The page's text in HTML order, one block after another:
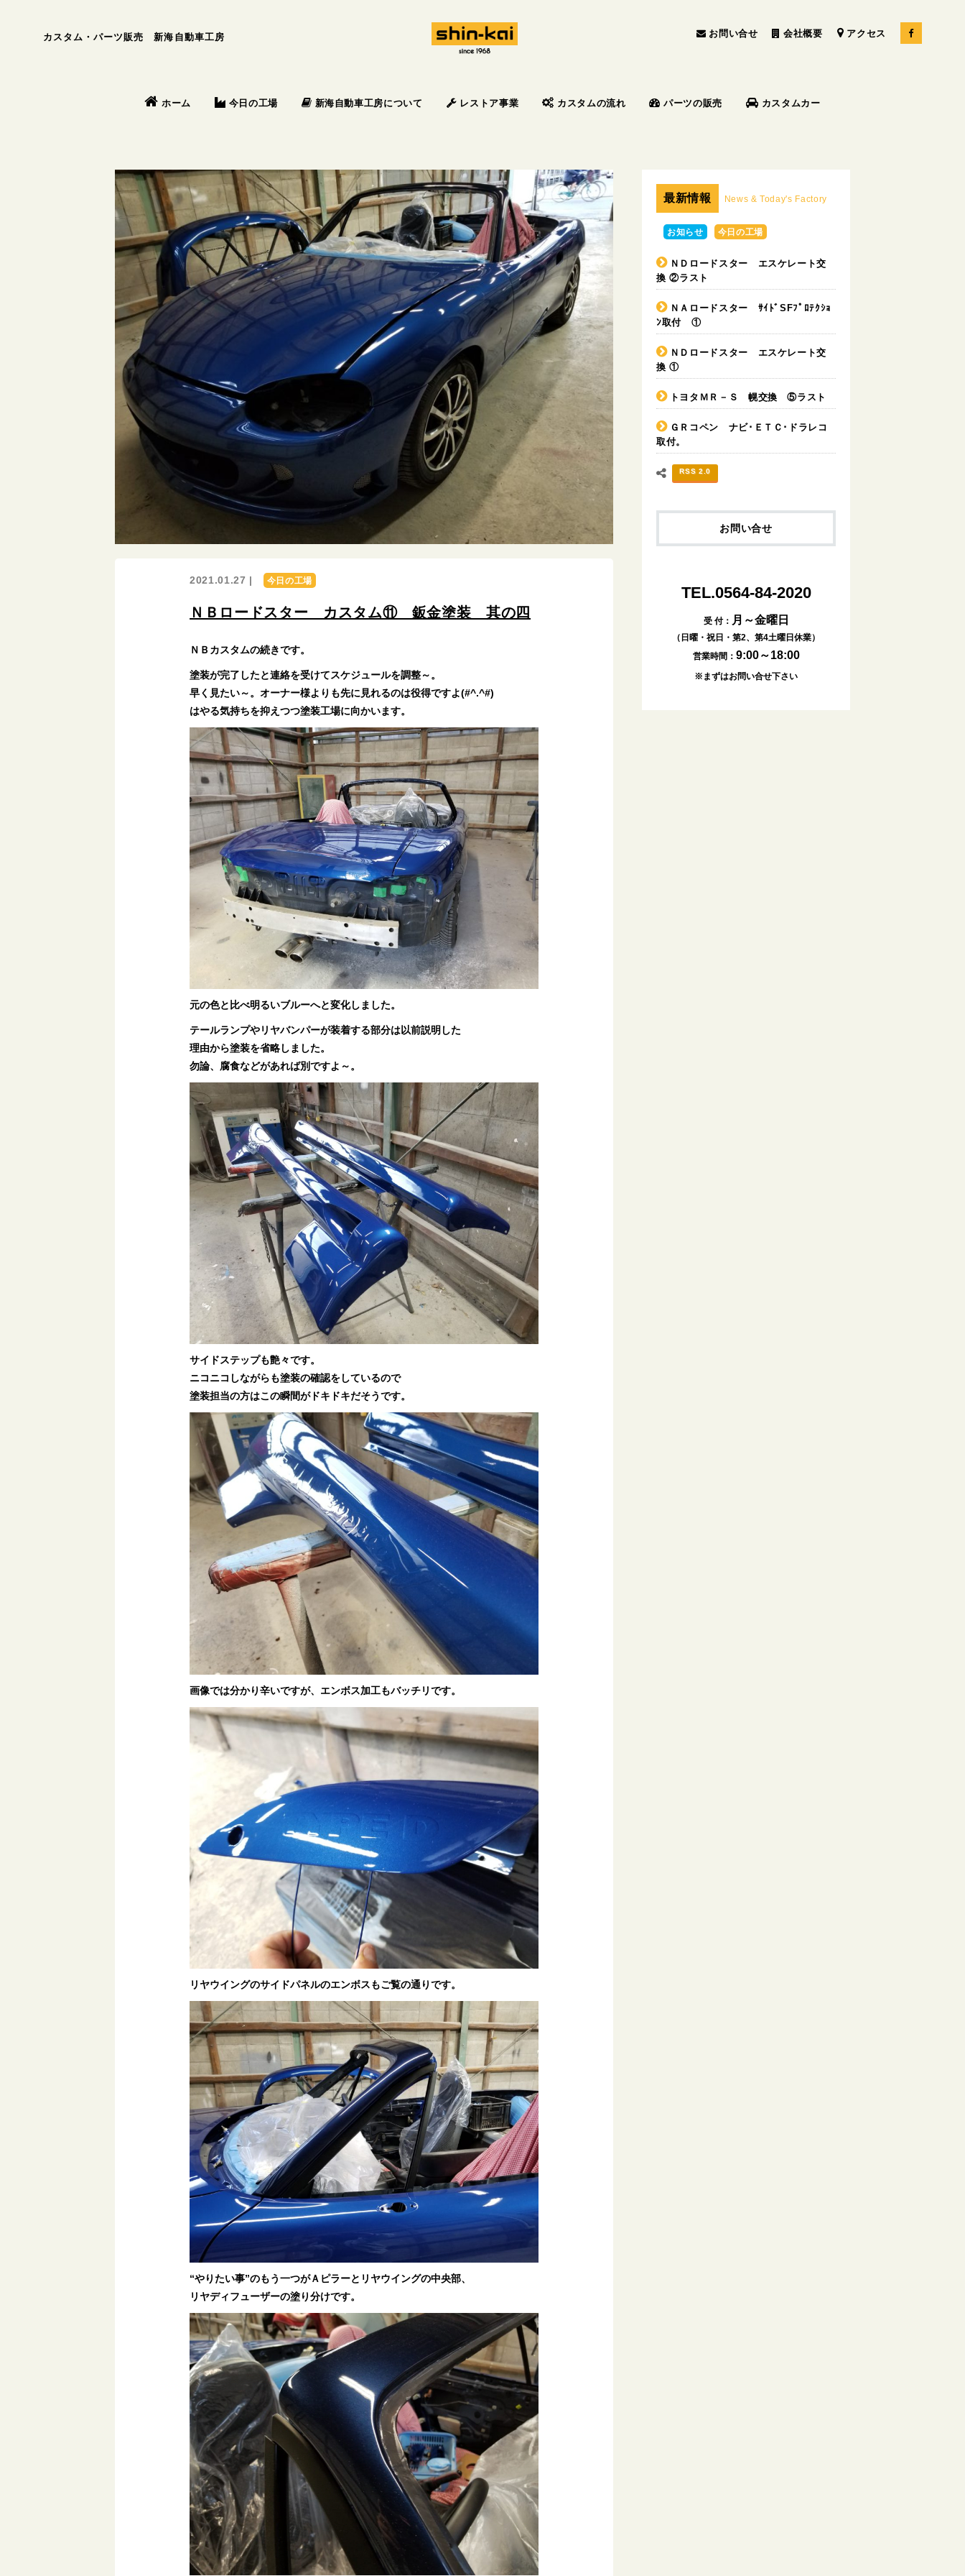
カスタム・パーツ販売 新海自動車工房 お問い合せ 会社概要 アクセス
ホーム 今日の工場 新海自動車工房について レストア事業 カスタムの流れ パーツの販売 カスタムカー
2021.01.27 | 今日の工場
ＮＢロードスター カスタム⑪ 鈑金塗装 其の四
ＮＢカスタムの続きです。
塗装が完了したと連絡を受けてスケジュールを調整～。
早く見たい～。オーナー様よりも先に見れるのは役得ですよ(#^.^#)
はやる気持ちを抑えつつ塗装工場に向かいます。
元の色と比べ明るいブルーへと変化しました。
テールランプやリヤバンパーが装着する部分は以前説明した
理由から塗装を省略しました。
勿論、腐食などがあれば別ですよ～。
サイドステップも艶々です。
ニコニコしながらも塗装の確認をしているので
塗装担当の方はこの瞬間がドキドキだそうです。
画像では分かり辛いですが、エンボス加工もバッチリです。
リヤウイングのサイドパネルのエンボスもご覧の通りです。
“やりたい事”のもう一つがＡピラーとリヤウイングの中央部、
リヤディフューザーの塗り分けです。
最新情報 News & Today's Factory
お知らせ 今日の工場
ＮＤロードスター エスケレート交
換 ②ラスト
ＮＡロードスター ｻｲﾄﾞSFﾌﾟﾛﾃｸｼｮ
ﾝ取付 ①
ＮＤロードスター エスケレート交
換 ①
トヨタＭＲ－Ｓ 幌交換 ⑤ラスト
ＧＲコペン ナビ･ＥＴＣ･ドラレコ
取付。
RSS 2.0
お問い合せ
TEL.0564-84-2020
受 付： 月～金曜日
（日曜・祝日・第2、第4土曜日休業）
営業時間： 9:00～18:00
※まずはお問い合せ下さい